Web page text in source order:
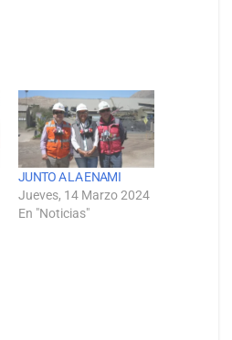
JUNTO A LA ENAMI
Jueves, 14 Marzo 2024
En "Noticias"